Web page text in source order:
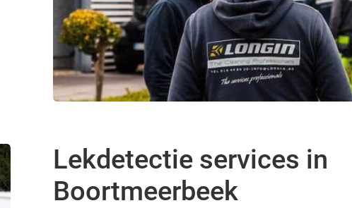
Lekdetectie services in
Boortmeerbeek